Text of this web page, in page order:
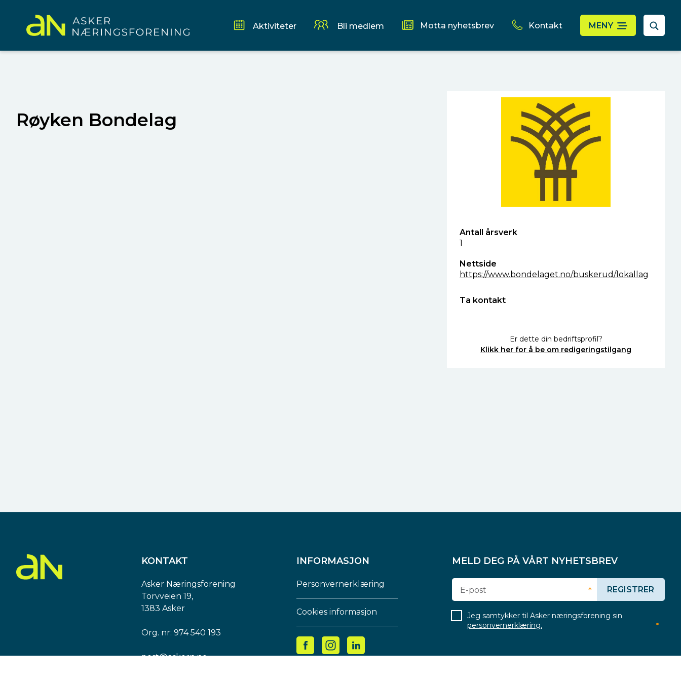
Aktiviteter Bli medlem Motta nyhetsbrev Kontakt MENY
Røyken Bondelag
Antall årsverk
1
Nettside
https://www.bondelaget.no/buskerud/lokallag
Ta kontakt
Er dette din bedriftsprofil?
Klikk her for å be om redigeringstilgang
KONTAKT
Asker Næringsforening
Torvveien 19,
1383 Asker
Org. nr: 974 540 193
post@askern.no
INFORMASJON
Personvernerklæring
Cookies informasjon
MELD DEG PÅ VÅRT NYHETSBREV
E-post * REGISTRER
Jeg samtykker til Asker næringsforening sin
personvernerklæring.
*